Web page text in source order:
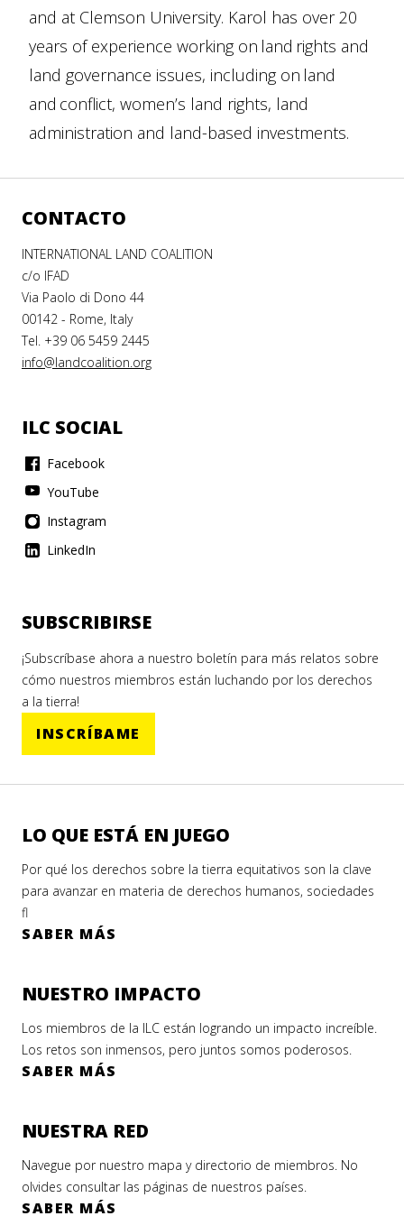
and at Clemson University. Karol has over 20
years of experience working on land rights and
land governance issues, including on land
and conflict, women’s land rights, land
administration and land-based investments.
CONTACTO
INTERNATIONAL LAND COALITION
c/o IFAD
Via Paolo di Dono 44
00142 - Rome, Italy
Tel. +39 06 5459 2445
info@landcoalition.org
ILC SOCIAL
Facebook
YouTube
Instagram
LinkedIn
SUBSCRIBIRSE
¡Subscríbase ahora a nuestro boletín para más relatos sobre
cómo nuestros miembros están luchando por los derechos
a la tierra!
INSCRÍBAME
LO QUE ESTÁ EN JUEGO
Por qué los derechos sobre la tierra equitativos son la clave
para avanzar en materia de derechos humanos, sociedades
fl
SABER MÁS
NUESTRO IMPACTO
Los miembros de la ILC están logrando un impacto increíble.
Los retos son inmensos, pero juntos somos poderosos.
SABER MÁS
NUESTRA RED
Navegue por nuestro mapa y directorio de miembros. No
olvides consultar las páginas de nuestros países.
SABER MÁS